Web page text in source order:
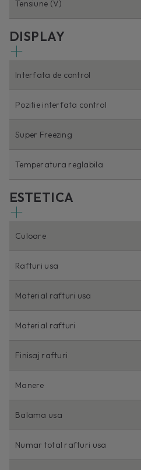
Tensiune (V)
DISPLAY
Interfata de control
Pozitie interfata control
Super Freezing
Temperatura reglabila
ESTETICA
Culoare
Rafturi usa
Material rafturi usa
Material rafturi
Finisaj rafturi
Manere
Balama usa
Numar total rafturi usa